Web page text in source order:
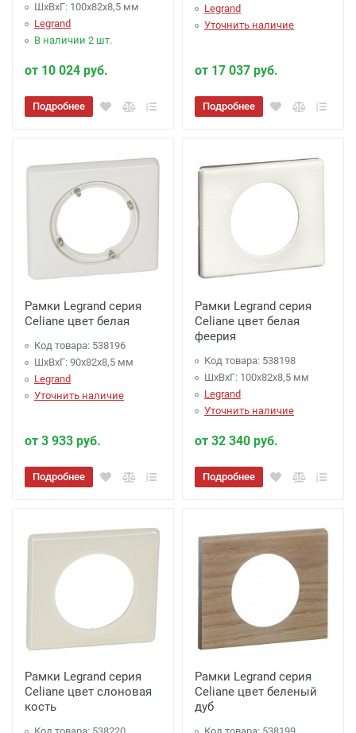
ШхВхГ: 100x82x8,5 мм
Legrand
В наличии 2 шт.
от 10 024 руб.
Подробнее
Legrand
Уточнить наличие
от 17 037 руб.
Подробнее
Рамки Legrand серия
Celiane цвет белая
Код товара: 538196
ШхВхГ: 90x82x8,5 мм
Legrand
Уточнить наличие
от 3 933 руб.
Подробнее
Рамки Legrand серия
Celiane цвет белая
феерия
Код товара: 538198
ШхВхГ: 100x82x8,5 мм
Legrand
Уточнить наличие
от 32 340 руб.
Подробнее
Рамки Legrand серия
Celiane цвет слоновая
кость
Рамки Legrand серия
Celiane цвет беленый
дуб